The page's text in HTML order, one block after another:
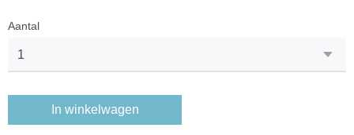
Aantal
In winkelwagen